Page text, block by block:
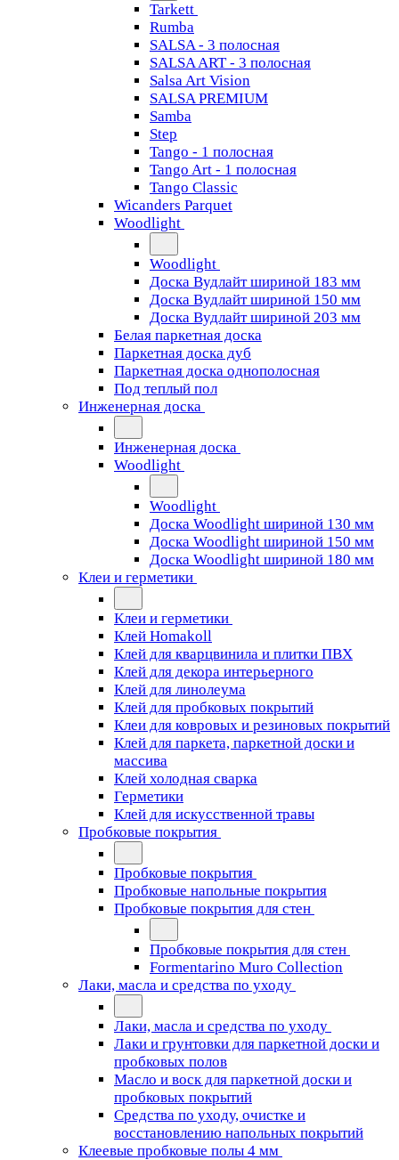
Tarkett
Rumba
SALSA - 3 полосная
SALSA ART - 3 полосная
Salsa Art Vision
SALSA PREMIUM
Samba
Step
Tango - 1 полосная
Tango Art - 1 полосная
Tango Classiс
Wicanders Parquet
Woodlight
Woodlight
Доска Вудлайт шириной 183 мм
Доска Вудлайт шириной 150 мм
Доска Вудлайт шириной 203 мм
Белая паркетная доска
Паркетная доска дуб
Паркетная доска однополосная
Под теплый пол
Инженерная доска
Инженерная доска
Woodlight
Woodlight
Доска Woodlight шириной 130 мм
Доска Woodlight шириной 150 мм
Доска Woodlight шириной 180 мм
Клеи и герметики
Клеи и герметики
Клей Homakoll
Клей для кварцвинила и плитки ПВХ
Клей для декора интерьерного
Клей для линолеума
Клей для пробковых покрытий
Клеи для ковровых и резиновых покрытий
Клей для паркета, паркетной доски и
массива
Клей холодная сварка
Герметики
Клей для искусственной травы
Пробковые покрытия
Пробковые покрытия
Пробковые напольные покрытия
Пробковые покрытия для стен
Пробковые покрытия для стен
Formentarino Muro Collection
Лаки, масла и средства по уходу
Лаки, масла и средства по уходу
Лаки и грунтовки для паркетной доски и
пробковых полов
Масло и воск для паркетной доски и
пробковых покрытий
Средства по уходу, очистке и
восстановлению напольных покрытий
Клеевые пробковые полы 4 мм